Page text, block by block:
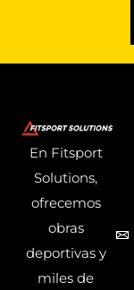
En Fitsport
Solutions,
ofrecemos
obras
deportivas y
miles de